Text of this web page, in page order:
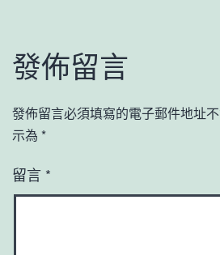
發佈留言
發佈留言必須填寫的電子郵件地址
示為 *
留言 *